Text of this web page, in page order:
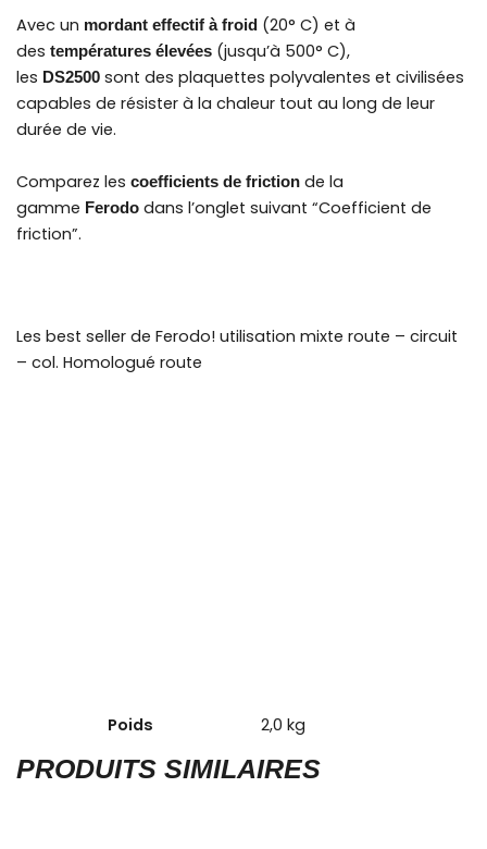
Avec un mordant effectif à froid (20° C) et à
des températures élevées (jusqu’à 500° C),
les DS2500 sont des plaquettes polyvalentes et civilisées
capables de résister à la chaleur tout au long de leur
durée de vie.
Comparez les coefficients de friction de la
gamme Ferodo dans l’onglet suivant “Coefficient de
friction”.
Les best seller de Ferodo! utilisation mixte route – circuit
– col. Homologué route
Poids 2,0 kg
PRODUITS SIMILAIRES